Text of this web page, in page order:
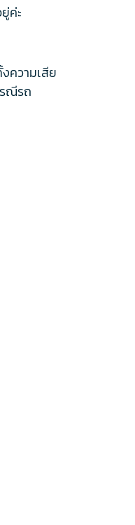
ค่ะ
ความเสีย
ณีรถ